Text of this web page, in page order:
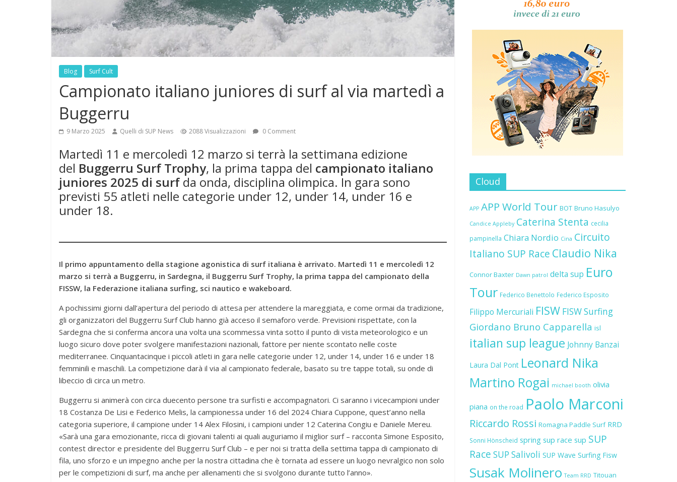
Blog Surf Cult
Campionato italiano juniores di surf al via martedì a
Buggerru
9 Marzo 2025 Quelli di SUP News 2088 Visualizzazioni 0 Comment
Martedì 11 e mercoledì 12 marzo si terrà la settimana edizione
del Buggerru Surf Trophy, la prima tappa del campionato italiano
juniores 2025 di surfda onda, disciplina olimpica. In gara sono
previsti 55 atleti nelle categorie under 12, under 14, under 16 e
under 18.
Il primo appuntamento della stagione agonistica di surf italiana è arrivato. Martedì 11 e mercoledì 12
marzo si terrà a Buggerru, in Sardegna, il Buggerru Surf Trophy, la prima tappa del campionato della
FISSW, la Federazione italiana surfing, sci nautico e wakeboard.
A pochissimi giorni dall’apertura del periodo di attesa per attendere la mareggiata, e come ormai da tradizione,
gli organizzatori del Buggerru Surf Club hanno già acceso il semaforo verde. Previsioni rispettate, con la
Sardegna che si conferma ancora una volta una scommessa vinta sotto il punto di vista meteorologico e un
luogo sicuro dove poter svolgere manifestazioni nazionali, fattore per niente scontato nelle coste
mediterranee. Cinquantacinque i piccoli atleti in gara nelle categorie under 12, under 14, under 16 e under 18
femminili e maschili. La competizione darà il via al campionato federale, basato su tre tappe totali, su onde di
libeccio di circa un metro.
Buggerru si animerà con circa duecento persone tra surfisti e accompagnatori. Ci saranno i vicecampioni under
18 Costanza De Lisi e Federico Melis, la campionessa under 16 del 2024 Chiara Cuppone, quest’anno nella
categoria superiore, il campione under 14 Alex Filosini, i campioni under 12 Caterina Congiu e Daniele Mereu.
«Sarà una gara emozionante, ricca di giovani talenti ai quali auguriamo il miglior surf – racconta Simone Esposito,
contest director e presidente del Buggerru Surf Club – e per noi si tratta della settima tappa di campionato di
fila, uno sforzo e un impegno anche per la nostra cittadina che è tornata ad essere un luogo nevralgico non solo
per le competizioni di surf, ma anche per allenamenti che si svolgono durante tutto l’anno».
Cloud
APP APP World Tour BOT Bruno Hasulyo
Candice Appleby Caterina Stenta cecilia
pampinella Chiara Nordio Cina Circuito
Italiano SUP Race Claudio Nika
Connor Baxter Dawn patrol delta sup Euro
Tour Federico Benettolo Federico Esposito
Filippo Mercuriali FISW FISW Surfing
Giordano Bruno Capparella isl
italian sup league Johnny Banzai
Laura Dal Pont Leonard Nika
Martino Rogai michael booth olivia
piana on the road Paolo Marconi
Riccardo Rossi Romagna Paddle Surf RRD
Sonni Hönscheid spring sup race sup SUP
Race SUP Salivoli SUP Wave Surfing Fisw
Susak Molinero Team RRD Titouan